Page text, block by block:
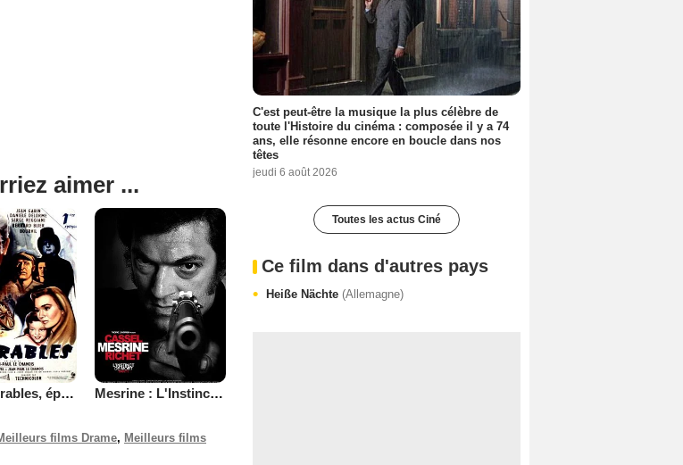
aimer ...
Les Misérables, époque 1 Mesrine : L'Instinct de mort
films Drame, Meilleurs films
C'est peut-être la musique la plus célèbre de
toute l'Histoire du cinéma : composée il y a 74
ans, elle résonne encore en boucle dans nos
têtes
jeudi 6 août 2026
Toutes les actus Ciné
Ce film dans d'autres pays
Heiße Nächte (Allemagne)